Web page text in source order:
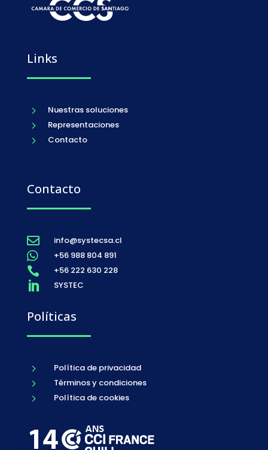
Links
5 Nuestras soluciones
5 Representaciones
5 Contacto
Contacto
 info@systecsa.cl
 +56 988 804 891
 +56 222 630 228
 SYSTEC
Políticas
5 Política de privacidad
5 Términos y condiciones
5 Política de cookies